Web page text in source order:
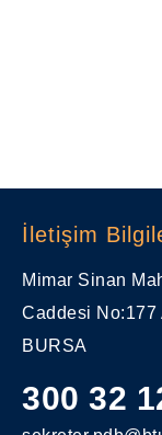
İletişim
Mimar Sinan
Caddesi No:177
BURSA
300 32